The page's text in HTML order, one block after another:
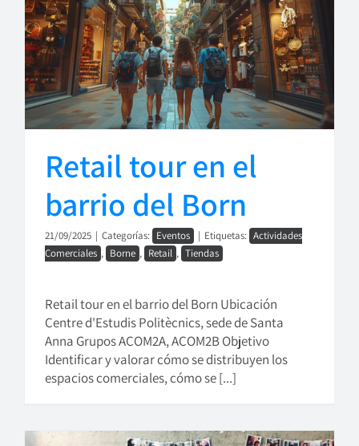
Retail tour en el
barrio del Born
21/09/2025 | Categorías: Eventos | Etiquetas: Actividades
Comerciales , Borne , Retail , Tiendas
Retail tour en el barrio del Born Ubicación
Centre d'Estudis Politècnics, sede de Santa
Anna Grupos ACOM2A, ACOM2B Objetivo
Identificar y valorar cómo se distribuyen los
espacios comerciales, cómo se [...]